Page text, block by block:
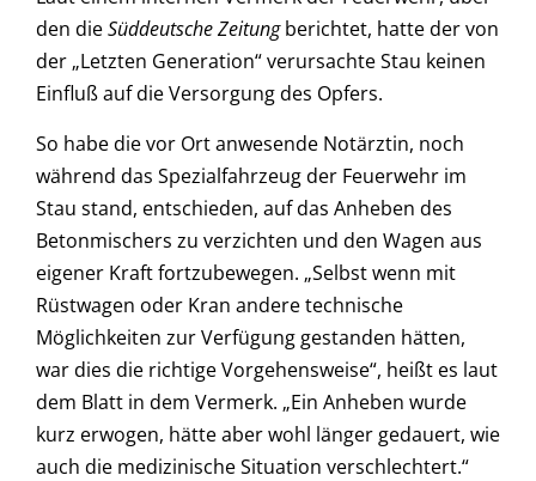
den dieSüddeutsche Zeitungberichtet, hatte der von
der „Letzten Generation“ verursachte Stau keinen
Einfluß auf die Versorgung des Opfers.
So habe die vor Ort anwesende Notärztin, noch
während das Spezialfahrzeug der Feuerwehr im
Stau stand, entschieden, auf das Anheben des
Betonmischers zu verzichten und den Wagen aus
eigener Kraft fortzubewegen. „Selbst wenn mit
Rüstwagen oder Kran andere technische
Möglichkeiten zur Verfügung gestanden hätten,
war dies die richtige Vorgehensweise“, heißt es laut
dem Blatt in dem Vermerk. „Ein Anheben wurde
kurz erwogen, hätte aber wohl länger gedauert, wie
auch die medizinische Situation verschlechtert.“